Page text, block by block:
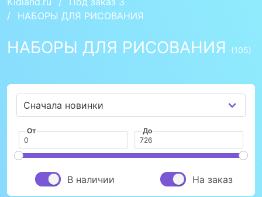
НАБОРЫ ДЛЯ РИСОВАНИЯ
НАБОРЫ ДЛЯ РИСОВАНИЯ (105)
От До
В наличии На заказ